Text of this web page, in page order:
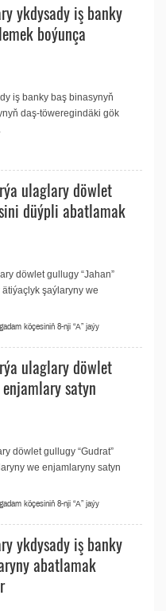
ykdysady iş banky
boýunça
iş banky baş binasynyň
daş-töweregindäki gök
ulaglary döwlet
düýpli abatlamak
döwlet gullugy “Jahan”
şaýlaryny we
köçesiniň 8-nji “А” jaýy
ulaglary döwlet
satyn
döwlet gullugy “Gudrat”
we enjamlaryny satyn
köçesiniň 8-nji “А” jaýy
ykdysady iş banky
abatlamak